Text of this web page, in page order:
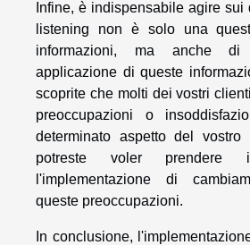
Infine, è indispensabile agire sui
listening non è solo una
informazioni, ma anche di
applicazione di queste
scoprite che molti dei vostri
preoccupazioni o
determinato aspetto del vostro
potreste voler prendere
l'implementazione di
queste preoccupazioni.
In conclusione,